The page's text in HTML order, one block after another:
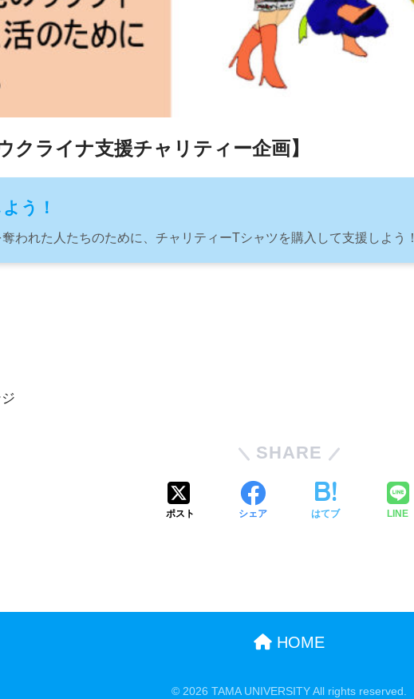
クライナ支援チャリティー企画】
う！
われた人たちのために、チャリティーTシャツを購入して支援しよう！
SHARE
ポスト シェア はてブ LINE
HOME
© 2026 TAMA UNIVERSITY All rights reserved.